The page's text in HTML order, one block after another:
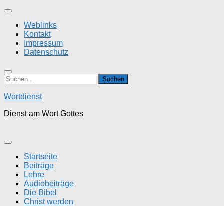
Zum
springenWeblinks
Kontakt
Impressum
Datenschutz
Suchen
nach:
Wortdienst
Dienst am Wort Gottes
Startseite
Beiträge
Lehre
Audiobeiträge
Die Bibel
Christ werden